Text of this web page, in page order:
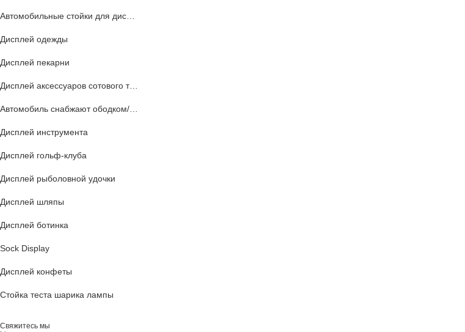
Дисплей одежды
Дисплей пекарни
Дисплей аксессуаров сотового телефона
Дисплей инструмента
Дисплей гольф-клуба
Дисплей рыболовной удочки
Дисплей шляпы
Дисплей ботинка
Sock Display
Дисплей конфеты
Стойка теста шарика лампы
Свяжитесь мы